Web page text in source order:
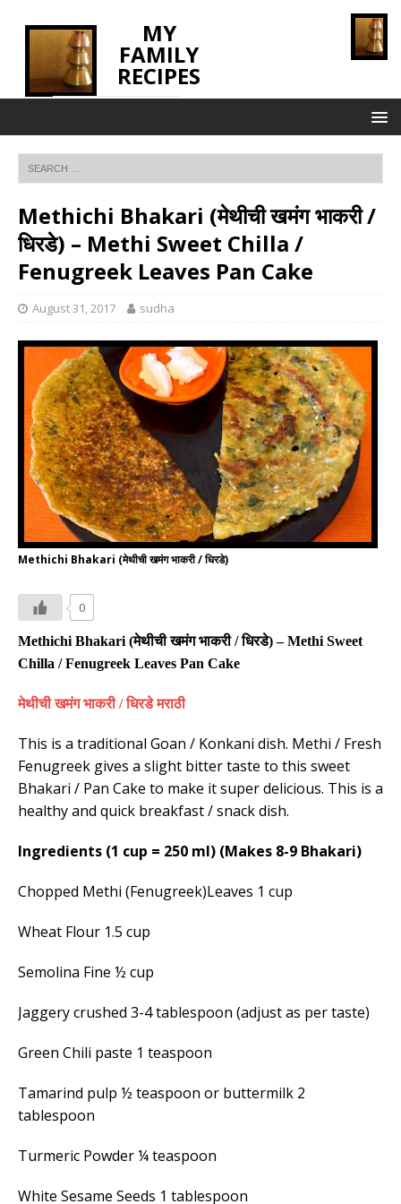
MY
FAMILY
RECIPES
Methichi Bhakari (मेथीची खमंग भाकरी /
धिरडे) – Methi Sweet Chilla /
Fenugreek Leaves Pan Cake
August 31, 2017 sudha
Methichi Bhakari (मेथीची खमंग भाकरी / धिरडे)
0
Methichi Bhakari (मेथीची खमंग भाकरी/धिरडे) – Methi Sweet
Chilla / Fenugreek Leaves Pan Cake
मेथीची खमंग भाकरी / धिरडे मराठी
This is a traditional Goan / Konkani dish. Methi / Fresh
Fenugreek gives a slight bitter taste to this sweet
Bhakari / Pan Cake to make it super delicious. This is a
healthy and quick breakfast / snack dish.
Ingredients (1 cup = 250 ml) (Makes 8-9 Bhakari)
Chopped Methi (Fenugreek)Leaves 1 cup
Wheat Flour 1.5 cup
Semolina Fine ½ cup
Jaggery crushed 3-4 tablespoon (adjust as per taste)
Green Chili paste 1 teaspoon
Tamarind pulp ½ teaspoon or buttermilk 2
tablespoon
Turmeric Powder ¼ teaspoon
White Sesame Seeds 1 tablespoon